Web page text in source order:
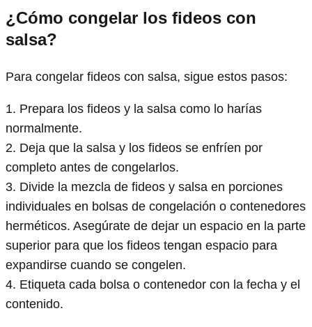
¿Cómo congelar los fideos con
salsa?
Para congelar fideos con salsa, sigue estos pasos:
1. Prepara los fideos y la salsa como lo harías
normalmente.
2. Deja que la salsa y los fideos se enfríen por
completo antes de congelarlos.
3. Divide la mezcla de fideos y salsa en porciones
individuales en bolsas de congelación o contenedores
herméticos. Asegúrate de dejar un espacio en la parte
superior para que los fideos tengan espacio para
expandirse cuando se congelen.
4. Etiqueta cada bolsa o contenedor con la fecha y el
contenido.